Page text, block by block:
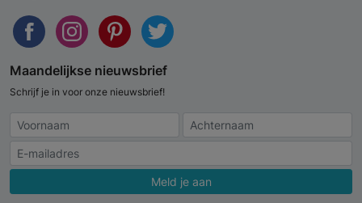
Maandelijkse nieuwsbrief
Schrijf je in voor onze nieuwsbrief!
Meld je aan